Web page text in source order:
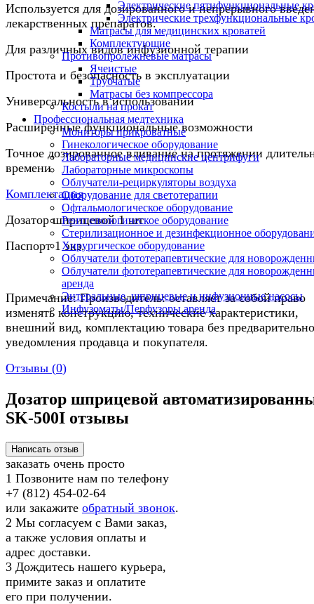
Электрические пятифункциональные
Электрические трехфункциональные
Матрасы для медицинских кроватей
Комплектующие
Противопролежневые матрасы
Ячеистые
Трубчатые
Матрасы без компрессора
Костыли на прокат
Профессиональная медтехника
Мониторы прикроватные
Гинекологическое оборудование
Лабораторные медицинские центрифуги
Лабораторные микроскопы
Облучатели-рециркуляторы воздуха
Оборудование для светотерапии
Офтальмологическое оборудование
Рентгенологическое оборудование
Стерилизационное и дезинфекционное
Хирургическое оборудование
Облучатели фототерапевтические для
Облучатели фототерапевтические для
аренда
Энтеральные, шприцевые и инфузионные насосы
Инфузоматы/Перфузоры аренда
Используется для дозированного и непрерывного
лекарственных препаратов.
Для различных видов инфузионной терапии
Простота и безопасность в эксплуатации
Универсальность в использовании
Расширенные функциональные возможности
Точное дозированное вливание на протяжении
времени
Комплектация
Дозатор шприцевой 1 шт
Паспорт 1 экз.
Примечание: Производитель: оставляет за собой право
изменять конструкцию, технические характеристики,
внешний вид, комплектацию товара без
уведомления продавца и покупателя.
Отзывы (0)
Дозатор шприцевой
SK-500I отзывы
заказать очень просто
1 Позвоните нам по телефону
+7 (812) 454-02-64
или закажите обратный звонок.
2 Мы согласуем с Вами заказ,
а также условия оплаты и
адрес доставки.
3 Дождитесь нашего курьера,
примите заказ и оплатите
его при получении.